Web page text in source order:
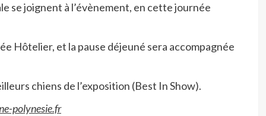
se joignent à l’évènement, en cette journée
Hôtelier, et la pause déjeuné sera accompagnée
chiens de l’exposition (Best In Show).
polynesie.fr